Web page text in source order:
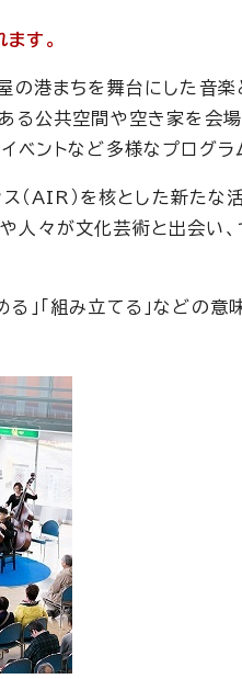
す。
港まちを舞台にした音楽
公共空間や空き家を会場
イベントなど多様なプログ
（AIR）を核とした新た
人々が文化芸術と出会い
」「組み立てる」などの意